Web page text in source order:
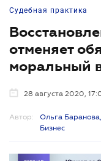
Судебная практика
отменяет
моральный
28 августа 2020,
Автор:
Ольга
Бизнес